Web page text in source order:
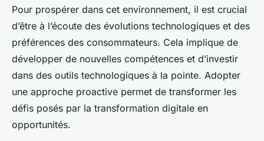
Pour prospérer dans cet environnement, il est crucial
d’être à l’écoute des évolutions technologiques et des
préférences des consommateurs. Cela implique de
développer de nouvelles compétences et d’investir
dans des outils technologiques à la pointe. Adopter
une approche proactive permet de transformer les
défis posés par la transformation digitale en
opportunités.